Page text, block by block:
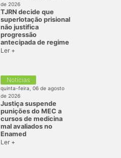
de 2026
TJRN decide que
superlotação prisional
não justifica
progressão
antecipada de regime
Ler +
Notícias
quinta-feira, 06 de agosto
de 2026
Justiça suspende
punições do MEC a
cursos de medicina
mal avaliados no
Enamed
Ler +